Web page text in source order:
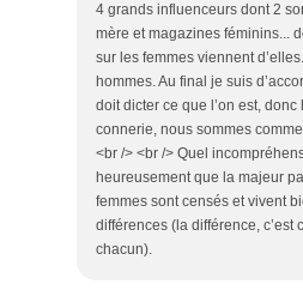
4 grands influenceurs dont 2
mère et magazines féminins...
sur les femmes viennent
hommes. Au final je suis
doit dicter ce que l’on est, donc
connerie, nous sommes
<br /> <br /> Quel
heureusement que la majeur
femmes sont censés et vivent
différences (la différence, c’est
chacun).